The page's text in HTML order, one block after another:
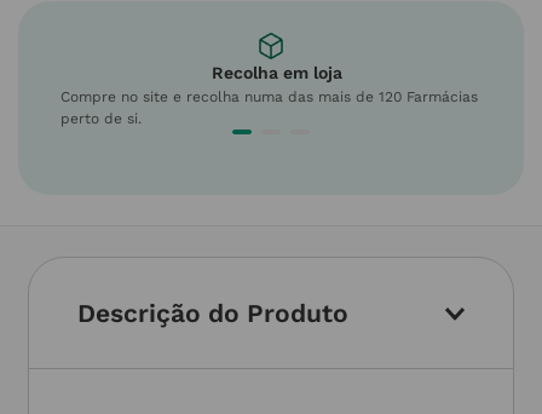
Recolha em loja
Compre no site e recolha numa das mais de 120 Farmácias
perto de si.
Descrição do Produto